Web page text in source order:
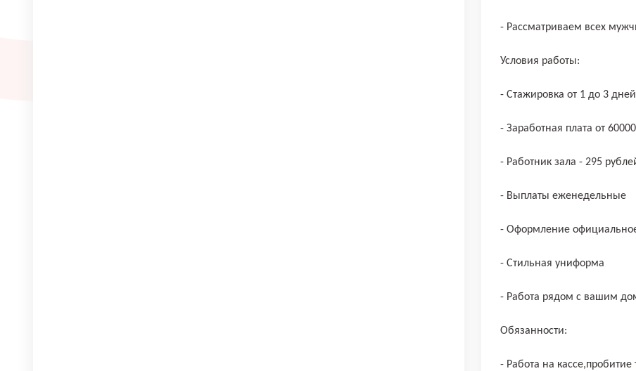
- Рассматриваем всех
Условия работы:
- Стажировка от 1 до 3
- Заработная плата от
- Работник зала - 295
- Выплаты еженедельные
- Оформление
- Стильная униформа
- Работа рядом с вашим
Обязанности:
- Работа на